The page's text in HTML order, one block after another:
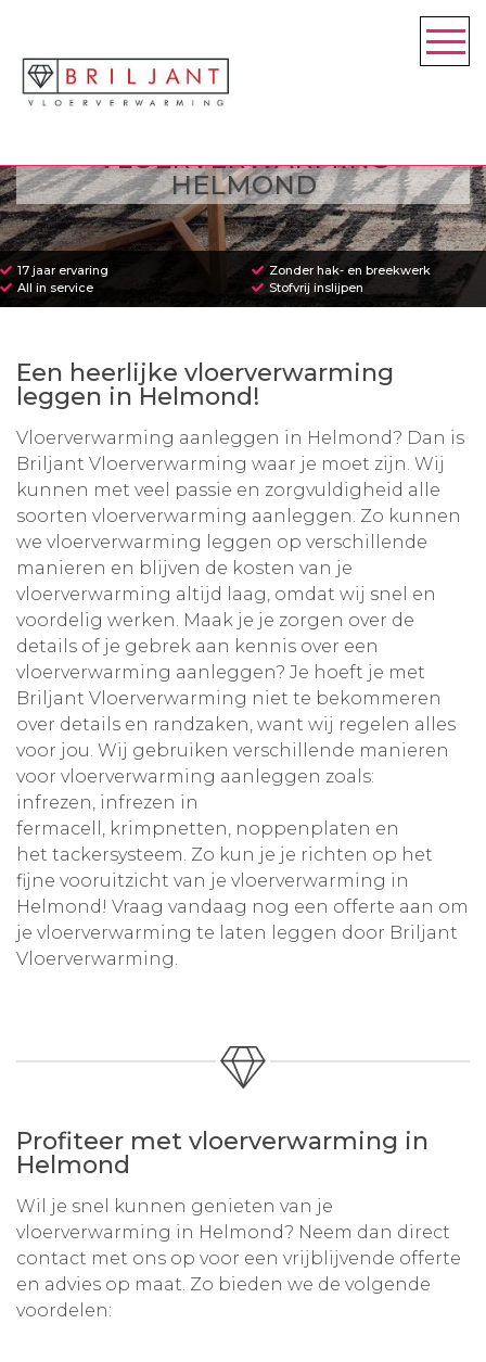
VLOERVERWARMING
HELMOND
17 jaar ervaring
All in service
Zonder hak- en breekwerk
Stofvrij inslijpen
Een heerlijke vloerverwarming
leggen in Helmond!
Vloerverwarming aanleggen in Helmond? Dan is
Briljant Vloerverwarming waar je moet zijn. Wij
kunnen met veel passie en zorgvuldigheid alle
soorten vloerverwarming aanleggen. Zo kunnen
we vloerverwarming leggen op verschillende
manieren en blijven de kosten van je
vloerverwarming altijd laag, omdat wij snel en
voordelig werken. Maak je je zorgen over de
details of je gebrek aan kennis over een
vloerverwarming aanleggen? Je hoeft je met
Briljant Vloerverwarming niet te bekommeren
over details en randzaken, want wij regelen alles
voor jou. Wij gebruiken verschillende manieren
voor vloerverwarming aanleggen zoals:
infrezen, infrezen in
fermacell , krimpnetten, noppenplaten en
het tackersysteem. Zo kun je je richten op het
fijne vooruitzicht van je vloerverwarming in
Helmond! Vraag vandaag nog een offerte aan om
je vloerverwarming te laten leggen door Briljant
Vloerverwarming.
Profiteer met vloerverwarming in
Helmond
Wil je snel kunnen genieten van je
vloerverwarming in Helmond? Neem dan direct
contact met ons op voor een vrijblijvende offerte
en advies op maat. Zo bieden we de volgende
voordelen: